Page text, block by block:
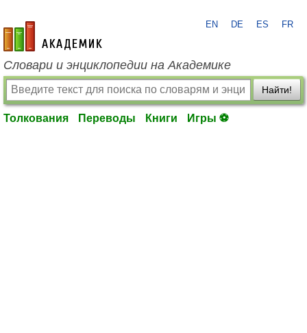
academic.ru
EN DE ES FR
Словари и энциклопедии на Академике
Найти!
Толкования Переводы Книги Игры ⚽